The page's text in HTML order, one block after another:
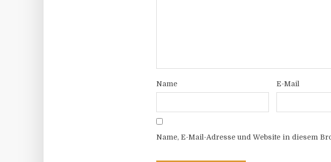
Name E-Mail
Name, E-Mail-Adresse und Website in diesem